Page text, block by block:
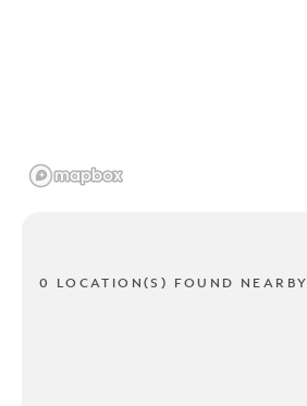
0 LOCATION(S) FOUND NEARBY